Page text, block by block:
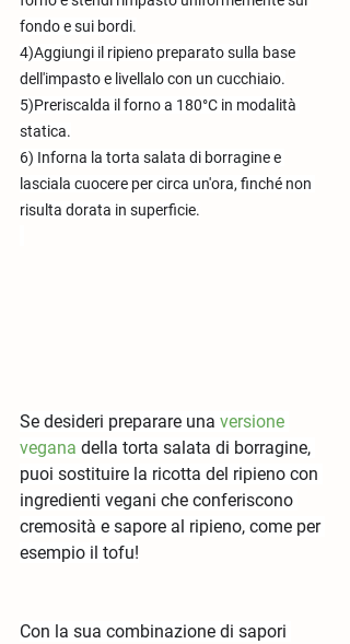
fondo e sui bordi.
4)Aggiungi il ripieno preparato sulla base
dell'impasto e livellalo con un cucchiaio.
5)Preriscalda il forno a 180°C in modalità
statica.
6) Inforna la torta salata di borragine e
lasciala cuocere per circa un'ora, finché non
risulta dorata in superficie.
Se desideri preparare una versione
vegana della torta salata di borragine,
puoi sostituire la ricotta del ripieno con
ingredienti vegani che conferiscono
cremosità e sapore al ripieno, come per
esempio il tofu!
Con la sua combinazione di sapori